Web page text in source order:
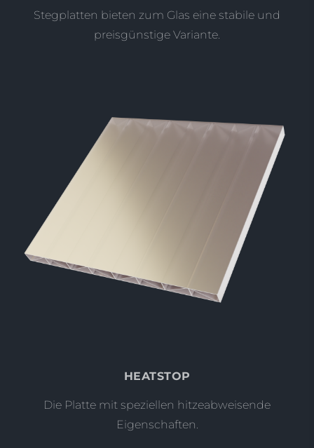
Stegplatten bieten zum Glas eine stabile und
preisgünstige Variante.
HEATSTOP
Die Platte mit speziellen hitzeabweisende
Eigenschaften.